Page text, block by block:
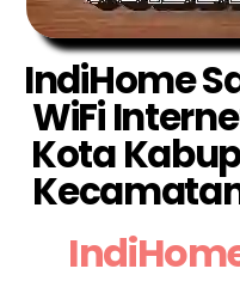
IndiHome
WiFi
Kota